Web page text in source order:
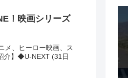
！映画シリーズ
メ、ヒーロー映画、ス
介】◆U-NEXT (31日